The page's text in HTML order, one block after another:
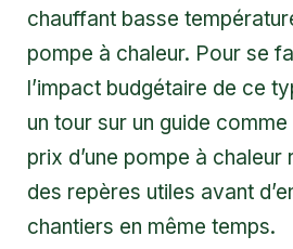
chauffant basse
pompe à chaleur. Pour se
l’impact budgétaire de ce
un tour sur un guide comme
prix d’une pompe à chaleur
des repères utiles avant
chantiers en même temps.